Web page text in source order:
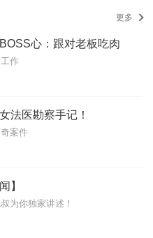
更多
心：跟对老板吃肉
作
法医勘察手记！
案件
】
为你独家讲述！